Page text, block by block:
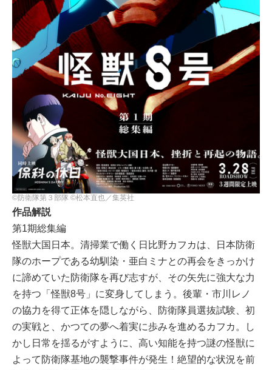
©防衛隊第３部隊 ©松本直也／集英社
作品解説
第1期総集編
怪獣大国日本。清掃業で働く日比野カフカは、日本防衛
隊のホープである幼馴染・亜白ミナとの再会をきっかけ
に諦めていた防衛隊を再び志すが、その矢先に強大な力
を持つ「怪獣8号」に変身してしまう。後輩・市川レノ
の協力を得て正体を隠しながら、防衛隊員選抜試験、初
の実戦と、かつての夢へ着実に歩みを進めるカフカ。し
かし日常を揺るがすように、高い知能を持つ謎の怪獣に
よって防衛隊基地の襲撃事件が発生！絶望的な状況を前